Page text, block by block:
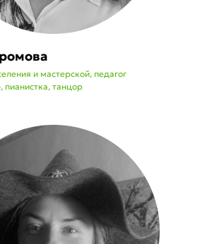
и мастерской, педагог
танцор